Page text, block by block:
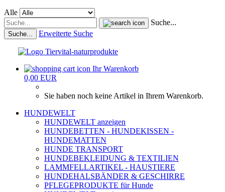
Alle
Suche...
Suche... Erweiterte Suche
Ihr Warenkorb
0,00 EUR
Sie haben noch keine Artikel in Ihrem Warenkorb.
HUNDEWELT
HUNDEWELT anzeigen
HUNDEBETTEN - HUNDEKISSEN -
HUNDEMATTEN
HUNDE TRANSPORT
HUNDEBEKLEIDUNG & TEXTILIEN
LAMMFELLARTIKEL - HAUSTIERE
HUNDEHALSBÄNDER & GESCHIRRE
PFLEGEPRODUKTE für Hunde